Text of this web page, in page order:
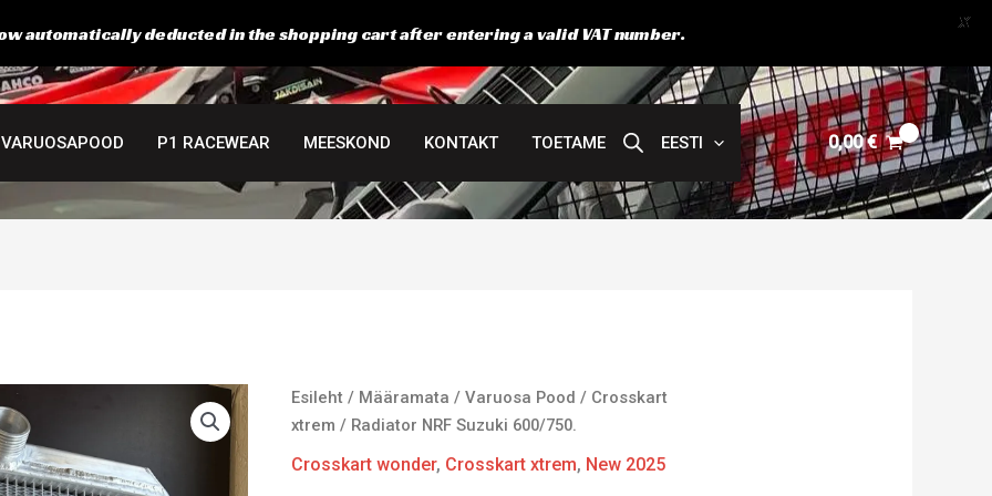
VARUOSAPOOD P1 RACEWEAR MEESKOND KONTAKT TOETAME EESTI 0,00€
Esileht / Määramata /Varuosa Pood / Crosskart
xtrem / Radiator NRF Suzuki 600/750.
Crosskart wonder, Crosskart xtrem, New 2025
Radiator
NRF
Suzuki
automatically deducted in the shopping cart after entering a valid VAT number. X